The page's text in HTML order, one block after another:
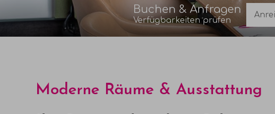
Buchen & Anfragen
Verfügbarkeiten prüfen
Anreise
Moderne Räume & Ausstattung